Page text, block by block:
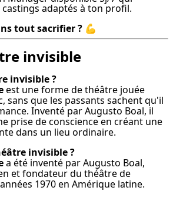
adaptés à ton profil.
tout sacrifier ? 💪
invisible
invisible ?
est une forme de théâtre jouée
sans que les passants sachent qu'il
Inventé par Augusto Boal, il
prise de conscience en créant une
dans un lieu ordinaire.
invisible ?
a été inventé par Augusto Boal,
et fondateur du théâtre de
1970 en Amérique latine.